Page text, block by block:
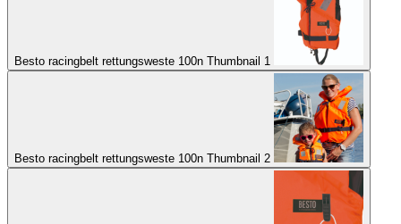
Besto racingbelt rettungsweste 100n Thumbnail 1
Besto racingbelt rettungsweste 100n Thumbnail 2